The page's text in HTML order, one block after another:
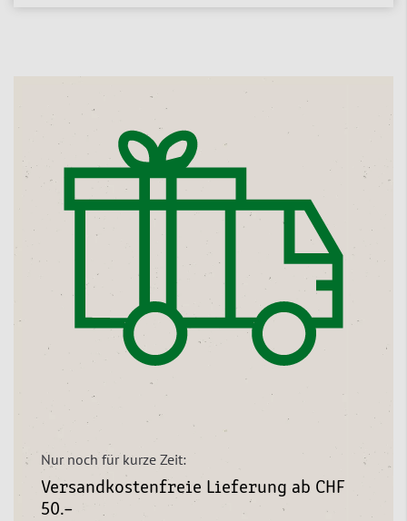
Nur noch für kurze Zeit:
Versandkostenfreie Lieferung ab CHF
50.–